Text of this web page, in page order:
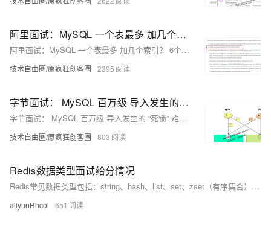
阿里面试：MySQL 一个表最多 加几个索引？ 6个？64个？还是多少？
阿里面试：MySQL 一个表最多 加几个索引？ 6个？64个？还是多少？
技术自由圈/原疯狂创客圈 2395
字节面试： MySQL 百万级 导入发生的 “死锁” 难题如何解决？“2序4拆”，彻底攻克
字节面试： MySQL 百万级 导入发生的 “死锁” 难题如何解决？“2序4拆”，彻底攻克
技术自由圈/原疯狂创客圈 803
Redis数据类型面试给分情况
Redis常见数据类型包括：string、hash、list、set、zset（有序集合）。此外还包含高级结构如bitmap、hyperloglog、geo。不同场景可选用合适类型，如库存用string，对象存hash，列表用list，去重场景用set，排行用zset，签到用bitmap，统计访问量用hyperloglog，地理位置用geo。
aliyunRhcol 651